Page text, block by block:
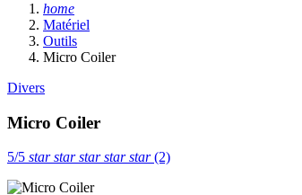
home
Matériel
Outils
Micro Coiler
Divers
Micro Coiler
5/5 starstarstarstarstar(2)